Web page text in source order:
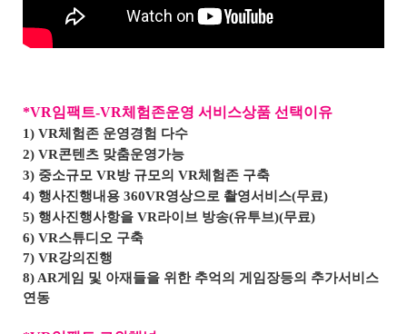
*VR임팩트-VR체험존운영 서비스상품 선택이유
1) VR체험존 운영경험 다수
2) VR콘텐츠 맞춤운영가능
3) 중소규모 VR방 규모의 VR체험존 구축
4) 행사진행내용 360VR영상으로 촬영서비스(무료)
5) 행사진행사항을 VR라이브 방송(유투브)(무료)
6) VR스튜디오 구축
7) VR강의진행
8) AR게임 및 아재들을 위한 추억의 게임장등의 추가서비스
연동